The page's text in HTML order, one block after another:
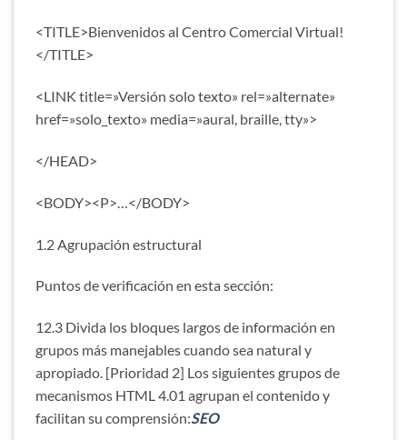
<TITLE>Bienvenidos al Centro Comercial Virtual!
</TITLE>
<LINK title=»Versión solo texto» rel=»alternate»
href=»solo_texto» media=»aural, braille, tty»>
</HEAD>
<BODY><P>…</BODY>
1.2 Agrupación estructural
Puntos de verificación en esta sección:
12.3 Divida los bloques largos de información en
grupos más manejables cuando sea natural y
apropiado. [Prioridad 2] Los siguientes grupos de
mecanismos HTML 4.01 agrupan el contenido y
facilitan su comprensión:SEO